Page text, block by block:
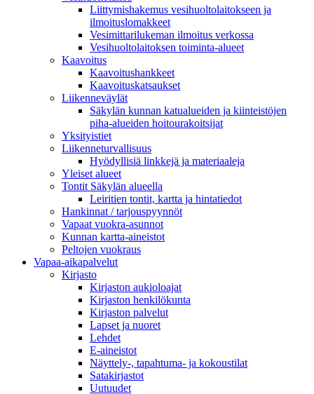
Liittymishakemus vesihuoltolaitokseen ja
ilmoituslomakkeet
Vesimittarilukeman ilmoitus verkossa
Vesihuoltolaitoksen toiminta-alueet
Kaavoitus
Kaavoitushankkeet
Kaavoituskatsaukset
Liikenneväylät
Säkylän kunnan katualueiden ja kiinteistöjen
piha-alueiden hoitourakoitsijat
Yksityistiet
Liikenneturvallisuus
Hyödyllisiä linkkejä ja materiaaleja
Yleiset alueet
Tontit Säkylän alueella
Leiritien tontit, kartta ja hintatiedot
Hankinnat / tarjouspyynnöt
Vapaat vuokra-asunnot
Kunnan kartta-aineistot
Peltojen vuokraus
Vapaa-aika­palvelut
Kirjasto
Kirjaston aukioloajat
Kirjaston henkilökunta
Kirjaston palvelut
Lapset ja nuoret
Lehdet
E-aineistot
Näyttely-, tapahtuma- ja kokoustilat
Satakirjastot
Uutuudet